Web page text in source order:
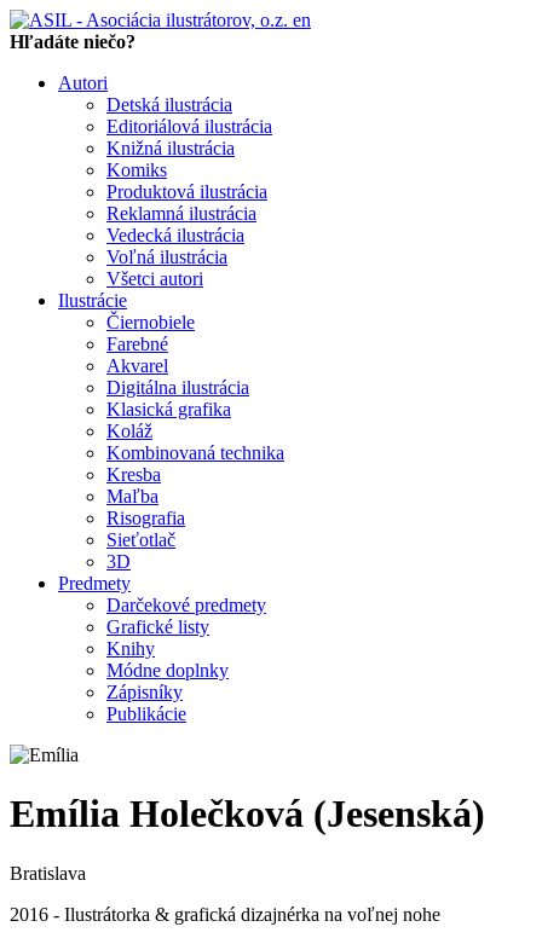
en
Hľadáte niečo?
Autori
Detská ilustrácia
Editoriálová ilustrácia
Knižná ilustrácia
Komiks
Produktová ilustrácia
Reklamná ilustrácia
Vedecká ilustrácia
Voľná ilustrácia
Všetci autori
Ilustrácie
Čiernobiele
Farebné
Akvarel
Digitálna ilustrácia
Klasická grafika
Koláž
Kombinovaná technika
Kresba
Maľba
Risografia
Sieťotlač
3D
Predmety
Darčekové predmety
Grafické listy
Knihy
Módne doplnky
Zápisníky
Publikácie
Emília Holečková (Jesenská)
Bratislava
2016 - Ilustrátorka & grafická dizajnérka na voľnej nohe